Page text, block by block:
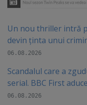
Un nou thriller intră
devin ținta unui
06.08.2026
Scandalul care a
serial. BBC First
06.08.2026